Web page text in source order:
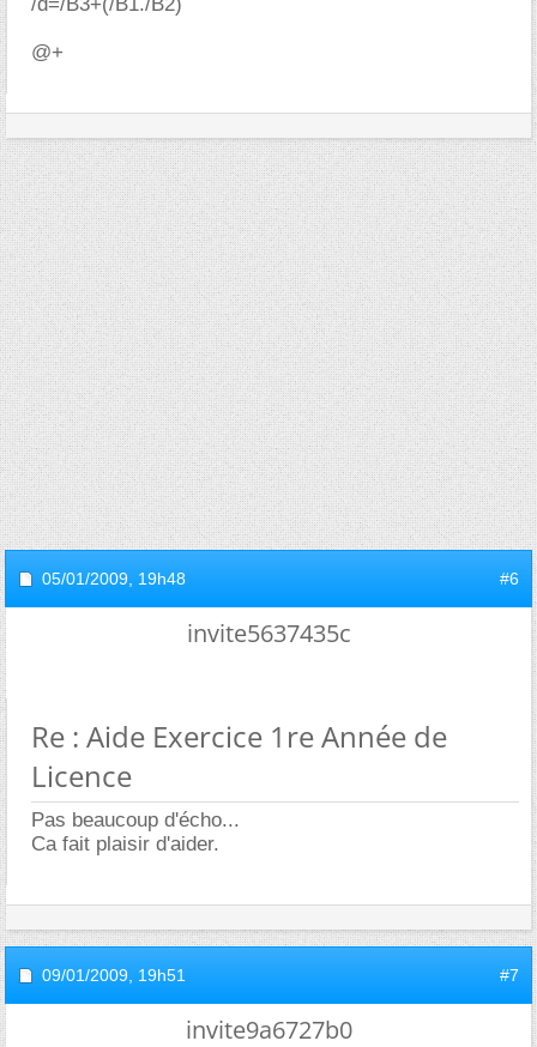
@+
05/01/2009, 19h48 #6
invite5637435c
Re : Aide Exercice 1re Année de
Licence
Pas beaucoup d'écho...
Ca fait plaisir d'aider.
09/01/2009, 19h51 #7
invite9a6727b0